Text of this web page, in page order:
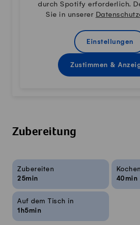
durch Spotify erforderlich.
Sie in unserer
Einstellungen
Zustimmen &
Zubereitung
Rezeptinfos
Zubereiten
25min
40min
Auf dem Tisch in
1h5min